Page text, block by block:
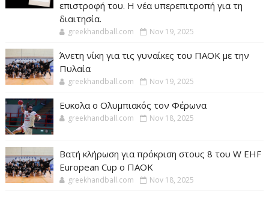
επιστροφή του. Η νέα υπερεπιτροπή για τη
διαιτησία.
greekhandball.com Nov 19, 2025
Άνετη νίκη για τις γυναίκες του ΠΑΟΚ με την
Πυλαία
greekhandball.com Nov 19, 2025
Ευκολα ο Ολυμπιακός τον Φέρωνα
greekhandball.com Nov 18, 2025
Βατή κλήρωση για πρόκριση στους 8 του W EHF
European Cup ο ΠΑΟΚ
greekhandball.com Nov 18, 2025